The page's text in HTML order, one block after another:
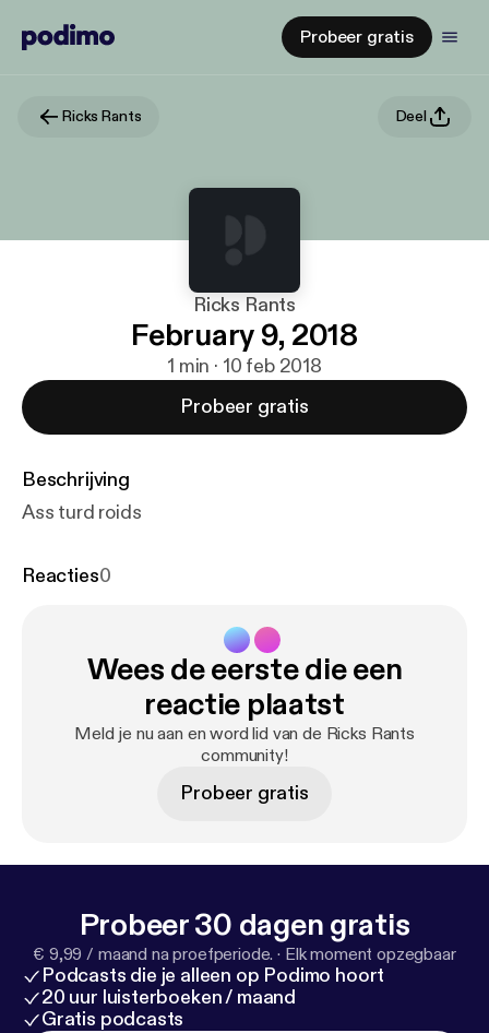
Probeer gratis
Ricks Rants Deel
Ricks Rants
February 9, 2018
1 min · 10 feb 2018
Probeer gratis
Beschrijving
Ass turd roids
Reacties0
Wees de eerste die een
reactie plaatst
Meld je nu aan en word lid van de Ricks Rants
community!
Probeer gratis
Probeer 30 dagen gratis
€ 9,99 / maand na proefperiode. · Elk moment opzegbaar
Podcasts die je alleen op Podimo hoort
20 uur luisterboeken / maand
Gratis podcasts